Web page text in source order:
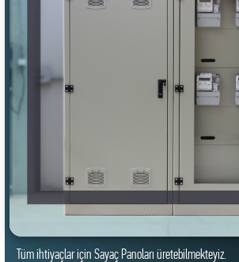
Tüm ihtiyaçlar için Sayaç Panoları üretebilmekteyiz.